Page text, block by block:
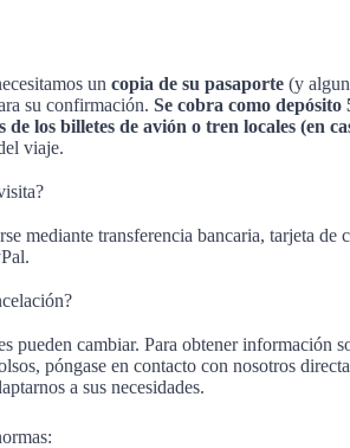
un copia de su pasaporte (y
su confirmación. Se cobra como
los billetes de avión o tren locales (en
viaje.
mediante transferencia bancaria, tarjeta de
pueden cambiar. Para obtener información
póngase en contacto con nosotros
a sus necesidades.